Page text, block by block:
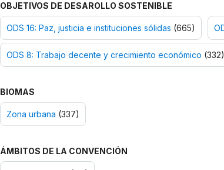
OBJETIVOS DE DESAROLLO SOSTENIBLE
ODS 16: Paz, justicia e instituciones sólidas (665)
ODS 8: Trabajo decente y crecimiento económico (332)
BIOMAS
Zona urbana (337)
ÁMBITOS DE LA CONVENCIÓN